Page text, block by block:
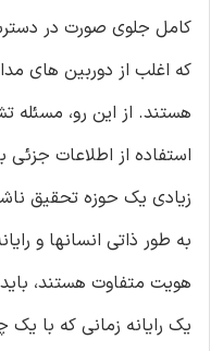
کامل جلوی صورت در
که اغلب از دوربین های
هستند. از این رو، مسئله
استفاده از اطلاعات
زیادی یک حوزه تحقیق
به طور ذاتی انسانها و
هویت متفاوت هستند،
یک رایانه زمانی که با